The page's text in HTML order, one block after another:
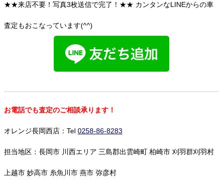
★★来店不要！写真3枚送信で完了！★★ カンタンなLINEからの車
査定もおこなっています(^^)
お電話でも査定のご相談承ります！
オレンジ長岡西店：Tel 0258-86-8283
担当地区：長岡市 川西エリア 三島郡出雲崎町 柏崎市 刈羽群刈羽村
上越市 妙高市 糸魚川市 燕市 弥彦村